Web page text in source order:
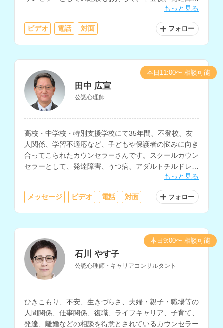
をはじめ、子どもについての相談全般を得意とされてい
もっと見る
ビデオ 電話 対面 フォロー
田中 広宣
公認心理師
高校・中学校・特別支援学校にて35年間、不登校、友
人関係、学習不適応など、子どもや保護者の悩みに向き
合ってこられたカウンセラーさんです。スクールカウン
セラーとして、発達障害、うつ病、アダルトチルドレ
ン、人間関係不安、摂食障害、ゲーム依存等の相談にも
もっと見る
メッセージ ビデオ 電話 対面 フォロー
本日11:00〜 相談可能
石川 やす子
公認心理師・キャリアコンサルタント
ひきこもり、不安、生きづらさ、夫婦・親子・職場等の
人間関係、仕事関係、復職、ライフキャリア、子育て、
発達、離婚などの相談を得意とされているカウンセラー
本日9:00〜 相談可能